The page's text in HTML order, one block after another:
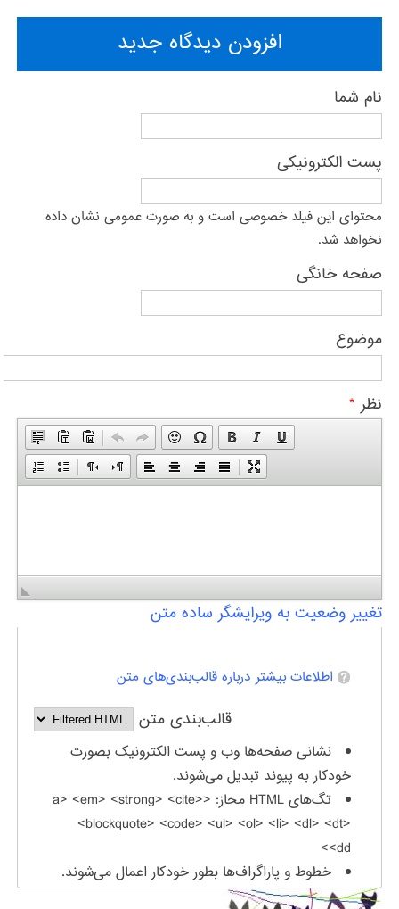
افزودن دیدگاه جدید
نام شما
پست الکترونیکی
محتوای این فیلد خصوصی است و به صورت عمومی نشان داده
نخواهد شد.
صفحه خانگی
موضوع
نظر *
تغییر وضعیت به ویرایشگر ساده متن
اطلاعات بیشتر درباره قالب‌بندی‌های متن
قالب‌بندی متن
نشانی صفحه‌ها وب و پست الکترونیک بصورت
خودکار به پیوند تبدیل می‌شوند.
تگ‌های HTML مجاز: <a> <em> <strong> <cite>
<blockquote> <code> <ul> <ol> <li> <dl> <dt>
<dd>
خطوط و پاراگراف‌ها بطور خودکار اعمال می‌شوند.